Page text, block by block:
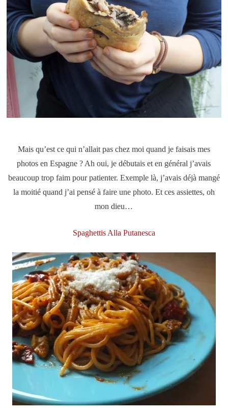
Mais qu’est ce qui n’allait pas chez moi quand je faisais mes
photos en Espagne ? Ah oui, je débutais et en général j’avais
beaucoup trop faim pour patienter. Exemple là, j’avais déjà mangé
la moitié quand j’ai pensé à faire une photo. Et ces assiettes, oh
mon dieu…
Spaghettis Alla Putanesca